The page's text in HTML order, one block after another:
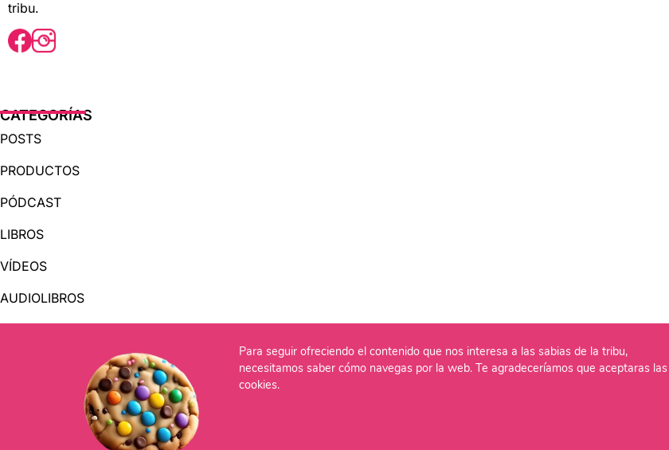
tribu.
CATEGORÍAS
POSTS
PRODUCTOS
PÓDCAST
LIBROS
VÍDEOS
AUDIOLIBROS
OTRAS PÁGINAS
QUIÉNES SOMOS
Para seguir ofreciendo el contenido que nos interesa a las sabias de la tribu,
necesitamos saber cómo navegas por la web. Te agradeceríamos que aceptaras las
cookies.